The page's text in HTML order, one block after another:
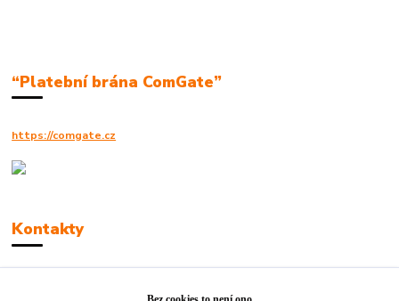
“Platební brána ComGate”
https://comgate.cz
Kontakty